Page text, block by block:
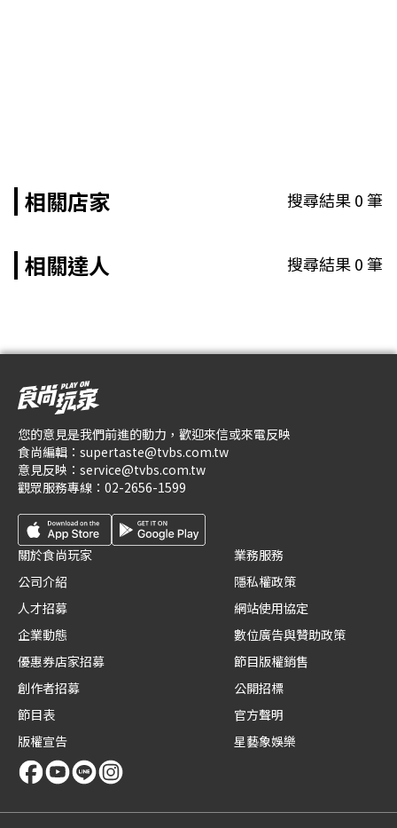
相關店家 搜尋結果0筆
相關達人 搜尋結果0筆
您的意見是我們前進的動力，歡迎來信或來電反映
食尚編輯： supertaste@tvbs.com.tw
意見反映： service@tvbs.com.tw
觀眾服務專線： 02-2656-1599
關於食尚玩家
公司介紹
人才招募
企業動態
優惠券店家招募
創作者招募
節目表
版權宣告
業務服務
隱私權政策
網站使用協定
數位廣告與贊助政策
節目版權銷售
公開招標
官方聲明
星藝象娛樂